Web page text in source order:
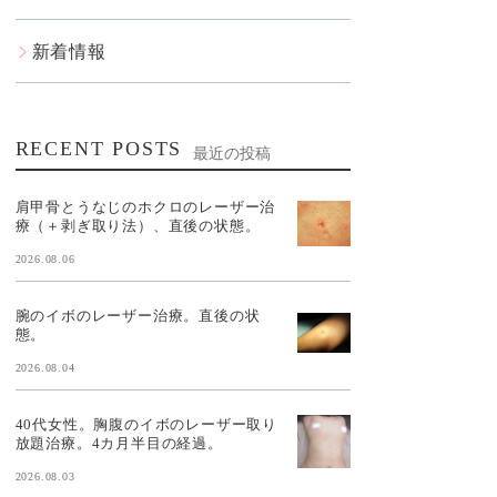
新着情報
RECENT POSTS 最近の投稿
肩甲骨とうなじのホクロのレーザー治
療（＋剥ぎ取り法）、直後の状態。
2026.08.06
腕のイボのレーザー治療。直後の状
態。
2026.08.04
40代女性。胸腹のイボのレーザー取り
放題治療。4カ月半目の経過。
2026.08.03